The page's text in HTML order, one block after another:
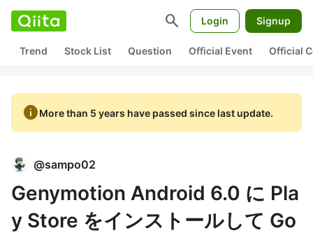
search Login Signup
Trend Stock List Question Official Event Official
infoMore than 5 years have passed since last update.
@sampo02
Genymotion Android 6.0 に Pla
y Store をインストールして Go